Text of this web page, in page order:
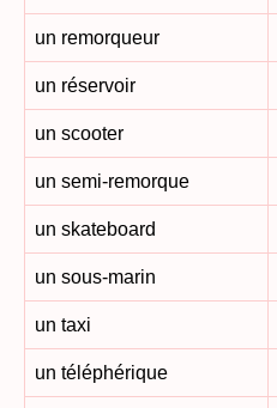
un remorqueur
un réservoir
un scooter
un semi-remorque
un skateboard
un sous-marin
un taxi
un téléphérique